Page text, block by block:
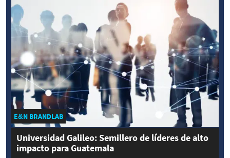
E&N BRANDLAB
Universidad Galileo: Semillero de líderes de alto
impacto para Guatemala